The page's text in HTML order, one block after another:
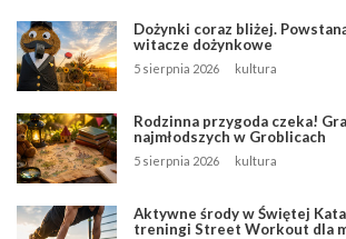
Dożynki coraz bliżej.
witacze dożynkowe
5 sierpnia 2026 kultura
Rodzinna przygoda czeka!
najmłodszych w Groblicach
5 sierpnia 2026 kultura
Aktywne środy w Świętej
treningi Street Workout dla